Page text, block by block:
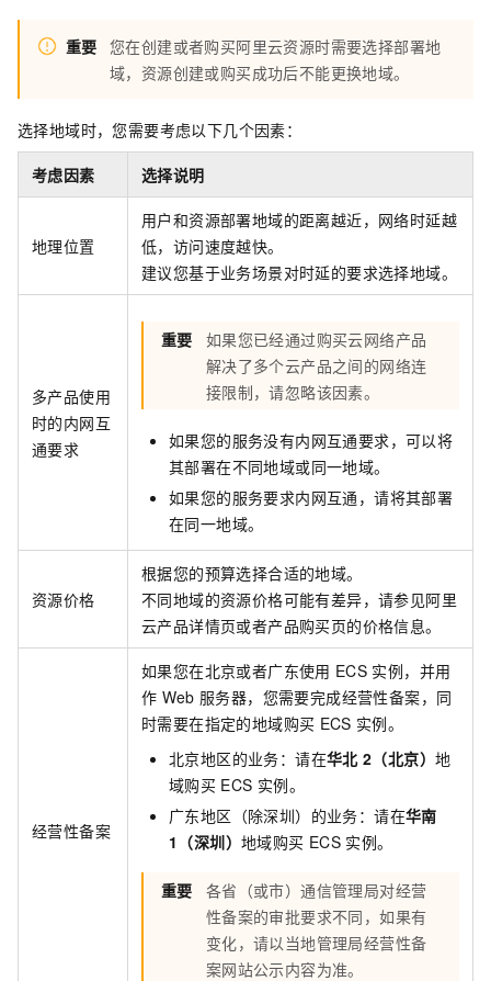
重要 您在创建或者购买阿里云资源时需要选择部署地
域，资源创建或购买成功后不能更换地域。
选择地域时，您需要考虑以下几个因素：
考虑因素 选择说明
地理位置
用户和资源部署地域的距离越近，网络时延越
低，访问速度越快。
建议您基于业务场景对时延的要求选择地域。
多产品使用
时的内网互
通要求
重要
如果您已经通过购买云网络产品
解决了多个云产品之间的网络连
接限制，请忽略该因素。
如果您的服务没有内网互通要求，可以将
其部署在不同地域或同一地域。
如果您的服务要求内网互通，请将其部署
在同一地域。
资源价格
根据您的预算选择合适的地域。
不同地域的资源价格可能有差异，请参见阿里
云产品详情页或者产品购买页的价格信息。
经营性备案
如果您在北京或者广东使用 ECS 实例，并用
作 Web 服务器，您需要完成经营性备案，同
时需要在指定的地域购买 ECS 实例。
北京地区的业务：请在华北 2（北京） 地
域购买 ECS 实例。
广东地区（除深圳）的业务：请在华南
1（深圳） 地域购买 ECS 实例。
重要
各省（或市）通信管理局对经营
性备案的审批要求不同，如果有
变化，请以当地管理局经营性备
案网站公示内容为准。